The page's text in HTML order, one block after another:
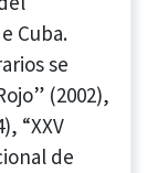
Cuba.
se
(2002),
“XXV
de